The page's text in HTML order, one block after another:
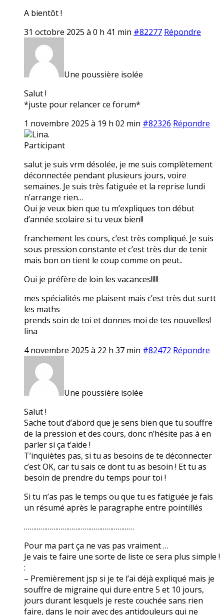
A bientôt !
31 octobre 2025 à 0 h 41 min #82277 Répondre
Une poussière isolée
Salut !
*juste pour relancer ce forum*
1 novembre 2025 à 19 h 02 min #82326 Répondre
Lina.
Participant
salut je suis vrm désolée, je me suis complètement
déconnectée pendant plusieurs jours, voire
semaines. Je suis très fatiguée et la reprise lundi
n’arrange rien…
Oui je veux bien que tu m’expliques ton début
d’année scolaire si tu veux bien!!
franchement les cours, c’est très compliqué. Je suis
sous pression constante et c’est très dur de tenir
mais bon on tient le coup comme on peut..
Oui je préfère de loin les vacances!!!!!
mes spécialités me plaisent mais c’est très dut surtt
les maths
prends soin de toi et donnes moi de tes nouvelles!
lina
4 novembre 2025 à 22 h 37 min #82472 Répondre
Une poussière isolée
Salut !
Sache tout d’abord que je sens bien que tu souffre
de la pression et des cours, donc n’hésite pas à en
parler si ça t’aide !
T’inquiètes pas, si tu as besoins de te déconnecter
c’est OK, car tu sais ce dont tu as besoin ! Et tu as
besoin de prendre du temps pour toi !
Si tu n’as pas le temps ou que tu es fatiguée je fais
un résumé après le paragraphe entre pointillés
……………………………………………………
Pour ma part ça ne vas pas vraiment …
Je vais te faire une sorte de liste ce sera plus simple !
:
– Premièrement jsp si je te l’ai déjà expliqué mais je
souffre de migraine qui dure entre 5 et 10 jours,
jours durant lesquels je reste couchée sans rien
faire, dans le noir avec des antidouleurs qui ne